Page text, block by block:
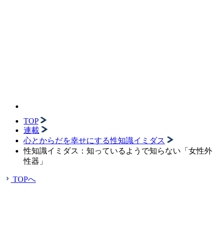
TOP
連載
心とからだを幸せにする性知識イミダス
性知識イミダス：知っているようで知らない「女性外
性器」
TOPへ